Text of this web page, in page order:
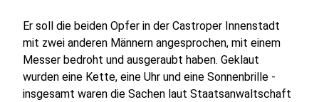
Er soll die beiden Opfer in der Castroper Innenstadt
mit zwei anderen Männern angesprochen, mit einem
Messer bedroht und ausgeraubt haben. Geklaut
wurden eine Kette, eine Uhr und eine Sonnenbrille -
insgesamt waren die Sachen laut Staatsanwaltschaft